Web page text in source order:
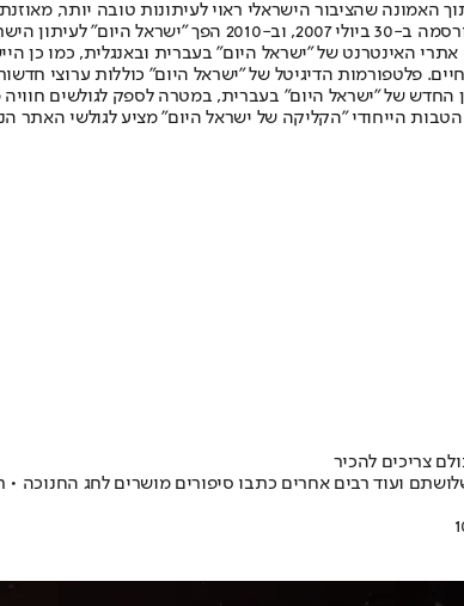
האמונה שהציבור הישראלי ראוי לעיתונות טובה יותר,
תשלום. המהדורה המודפסת הראשונה פורסמה
פלטפורמות הדיגיטל של "ישראל היום" כוללות ערוצי
החדש של "ישראל היום" בעברית, במטרה לספק לגולשים
הייחודי "הקליקה של ישראל היום" מציע לגולשי האתר
צריכים להכיר
ועוד רבים אחרים כתבו סיפורים מושרים לחג החנוכה